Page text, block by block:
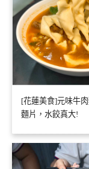
[花蓮美食]元味牛
麵片，水餃真大!